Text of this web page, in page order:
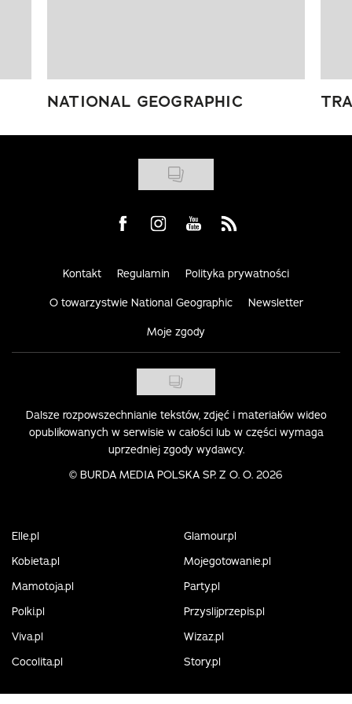
NATIONAL GEOGRAPHIC
Visit us on Facebook
Visit us on Instagram
Visit us on Youtube
Visit us on Rss
Kontakt Regulamin Polityka prywatności
O towarzystwie National Geographic Newsletter
Moje zgody
Dalsze rozpowszechnianie tekstów, zdjęć i materiałów wideo
opublikowanych w serwisie w całości lub w części wymaga
uprzedniej zgody wydawcy.
© BURDA MEDIA POLSKA SP. Z O. O. 2026
Elle.pl
Glamour.pl
Kobieta.pl
Mojegotowanie.pl
Mamotoja.pl
Party.pl
Polki.pl
Przyslijprzepis.pl
Viva.pl
Wizaz.pl
Cocolita.pl
Story.pl